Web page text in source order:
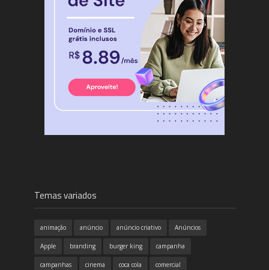
Temas variados
animação anúncio anúncio criativo Anúncios
Apple branding burger king campanha
campanhas cinema coca cola comercial